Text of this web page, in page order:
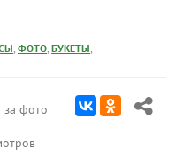
, ФОТО, БУКЕТЫ,
за фото